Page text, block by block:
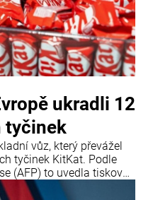
ukradli 12
tyčinek
vůz, který převážel
tyčinek KitKat. Podle
(AFP) to uvedla tisková